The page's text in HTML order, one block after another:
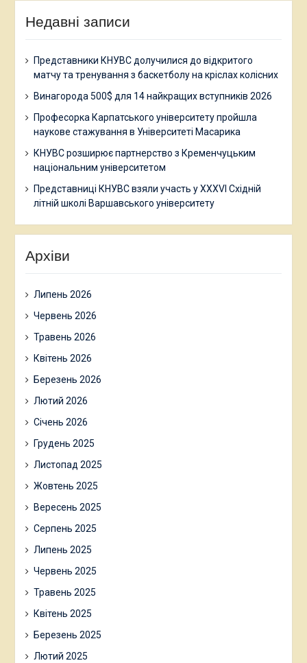
Недавні записи
Представники КНУВС долучилися до відкритого
матчу та тренування з баскетболу на кріслах колісних
Винагорода 500$ для 14 найкращих вступників 2026
Професорка Карпатського університету пройшла
наукове стажування в Університеті Масарика
КНУВС розширює партнерство з Кременчуцьким
національним університетом
Представниці КНУВС взяли участь у XXXVI Східній
літній школі Варшавського університету
Архіви
Липень 2026
Червень 2026
Травень 2026
Квітень 2026
Березень 2026
Лютий 2026
Січень 2026
Грудень 2025
Листопад 2025
Жовтень 2025
Вересень 2025
Серпень 2025
Липень 2025
Червень 2025
Травень 2025
Квітень 2025
Березень 2025
Лютий 2025